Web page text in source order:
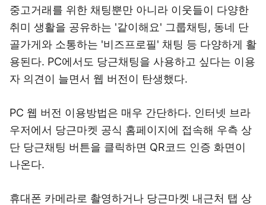
중고거래를 위한 채팅뿐만 아니라 이웃들이 다양한
취미 생활을 공유하는 '같이해요' 그룹채팅, 동네 단
골가게와 소통하는 '비즈프로필' 채팅 등 다양하게 활
용된다. PC에서도 당근채팅을 사용하고 싶다는 이용
자 의견이 늘면서 웹 버전이 탄생했다.
PC 웹 버전 이용방법은 매우 간단하다. 인터넷 브라
우저에서 당근마켓 공식 홈페이지에 접속해 우측 상
단 당근채팅 버튼을 클릭하면 QR코드 인증 화면이
나온다.
휴대폰 카메라로 촬영하거나 당근마켓 내근처 탭 상